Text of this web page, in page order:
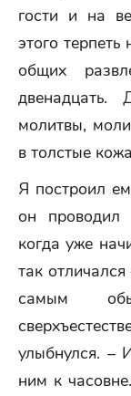
гости и на
этого
общих
молитвы,
в толстые
Я построил
он проводил
когда уже
так
самым
улыбнулся. –
ним к